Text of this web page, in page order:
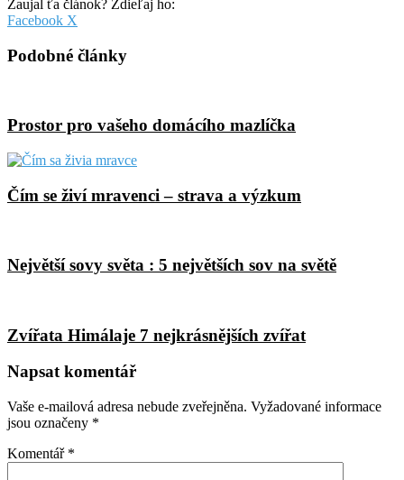
Zaujal ťa článok? Zdieľaj ho:
Facebook X
Email
Podobné články
Prostor pro vašeho domácího mazlíčka
Čím se živí mravenci – strava a výzkum
Největší sovy světa : 5 největších sov na světě
Zvířata Himálaje 7 nejkrásnějších zvířat
Napsat komentář
Vaše e-mailová adresa nebude zveřejněna. Vyžadované informace
jsou označeny *
Komentář *